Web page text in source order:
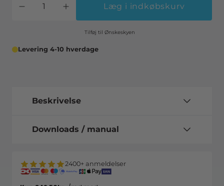
Læg i indkøbskurv
Tilføj til Ønskeskyen
Levering 4-10 hverdage
Beskrivelse
Downloads / manual
2400+ anmeldelser